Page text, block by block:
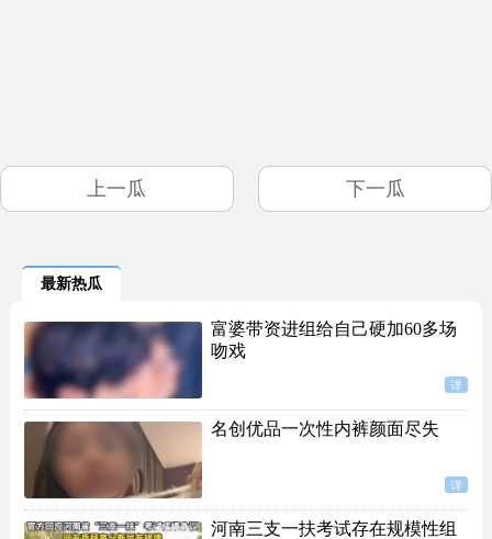
上一瓜 下一瓜
最新热瓜
富婆带资进组给自己硬加60多场
吻戏
详
名创优品一次性内裤颜面尽失
详
河南三支一扶考试存在规模性组